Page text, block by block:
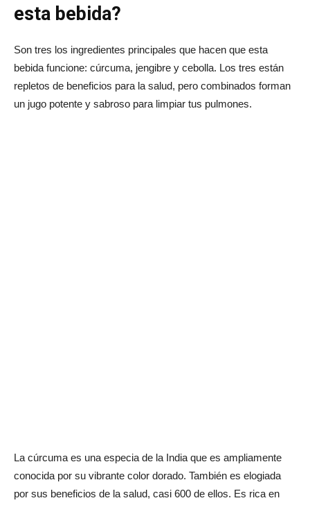
esta bebida?
Son tres los ingredientes principales que hacen que esta
bebida funcione: cúrcuma, jengibre y cebolla. Los tres están
repletos de beneficios para la salud, pero combinados forman
un jugo potente y sabroso para limpiar tus pulmones.
La cúrcuma es una especia de la India que es ampliamente
conocida por su vibrante color dorado. También es elogiada
por sus beneficios de la salud, casi 600 de ellos. Es rica en